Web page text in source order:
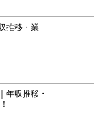
推移・業
年収推移・